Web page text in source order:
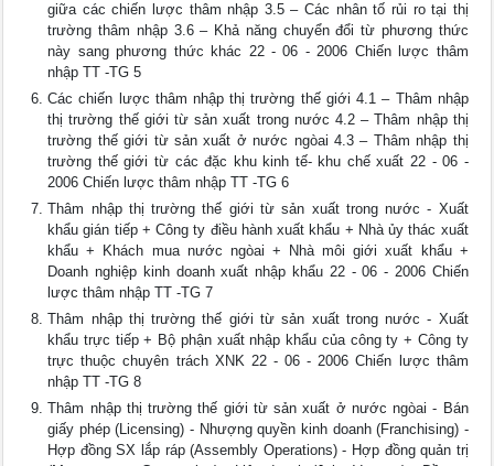
giữa các chiến lược thâm nhập 3.5 – Các nhân tố rủi ro tại thị
trường thâm nhập 3.6 – Khả năng chuyển đổi từ phương thức
này sang phương thức khác 22 - 06 - 2006 Chiến lược thâm
nhập TT -TG 5
Các chiến lược thâm nhập thị trường thế giới 4.1 – Thâm nhập
thị trường thế giới từ sản xuất trong nước 4.2 – Thâm nhập thị
trường thế giới từ sản xuất ở nước ngòai 4.3 – Thâm nhập thị
trường thế giới từ các đặc khu kinh tế- khu chế xuất 22 - 06 -
2006 Chiến lược thâm nhập TT -TG 6
Thâm nhập thị trường thế giới từ sản xuất trong nước - Xuất
khẩu gián tiếp + Công ty điều hành xuất khẩu + Nhà ủy thác xuất
khẩu + Khách mua nước ngòai + Nhà môi giới xuất khẩu +
Doanh nghiệp kinh doanh xuất nhập khẩu 22 - 06 - 2006 Chiến
lược thâm nhập TT -TG 7
Thâm nhập thị trường thế giới từ sản xuất trong nước - Xuất
khẩu trực tiếp + Bộ phận xuất nhập khẩu của công ty + Công ty
trực thuộc chuyên trách XNK 22 - 06 - 2006 Chiến lược thâm
nhập TT -TG 8
Thâm nhập thị trường thế giới từ sản xuất ở nước ngòai - Bán
giấy phép (Licensing) - Nhượng quyền kinh doanh (Franchising) -
Hợp đồng SX lắp ráp (Assembly Operations) - Hợp đồng quản trị